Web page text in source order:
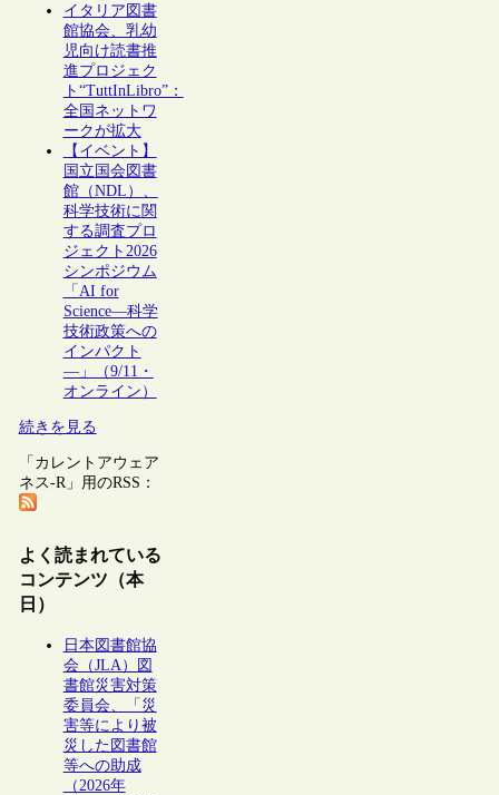
イタリア図書
館協会、乳幼
児向け読書推
進プロジェク
ト“TuttInLibro”：
全国ネットワ
ークが拡大
【イベント】
国立国会図書
館（NDL）、
科学技術に関
する調査プロ
ジェクト2026
シンポジウム
「AI for
Science―科学
技術政策への
インパクト
―」（9/11・
オンライン）
続きを見る
「カレントアウェア
ネス-R」用のRSS：
よく読まれている
コンテンツ（本
日）
日本図書館協
会（JLA）図
書館災害対策
委員会、「災
害等により被
災した図書館
等への助成
（2026年